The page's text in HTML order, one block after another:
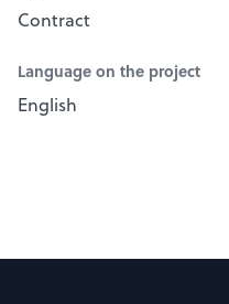
Contract
Language on the project
English